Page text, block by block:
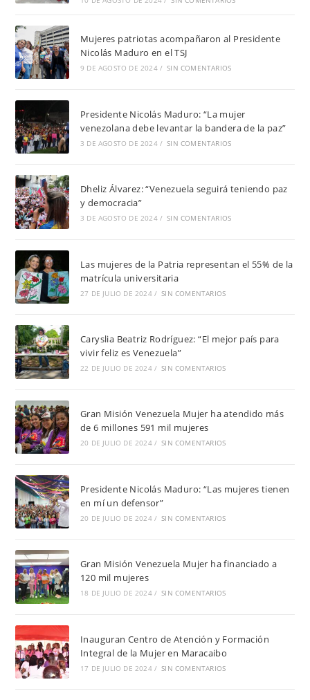
Mujeres patriotas acompañaron al Presidente
Nicolás Maduro en el TSJ
9 DE AGOSTO DE 2024 / SIN COMENTARIOS
Presidente Nicolás Maduro: “La mujer
venezolana debe levantar la bandera de la paz”
3 DE AGOSTO DE 2024 / SIN COMENTARIOS
Dheliz Álvarez: “Venezuela seguirá teniendo paz
y democracia”
3 DE AGOSTO DE 2024 / SIN COMENTARIOS
Las mujeres de la Patria representan el 55% de la
matrícula universitaria
27 DE JULIO DE 2024 / SIN COMENTARIOS
Caryslia Beatriz Rodríguez: “El mejor país para
vivir feliz es Venezuela”
22 DE JULIO DE 2024 / SIN COMENTARIOS
Gran Misión Venezuela Mujer ha atendido más
de 6 millones 591 mil mujeres
20 DE JULIO DE 2024 / SIN COMENTARIOS
Presidente Nicolás Maduro: “Las mujeres tienen
en mí un defensor”
20 DE JULIO DE 2024 / SIN COMENTARIOS
Gran Misión Venezuela Mujer ha financiado a
120 mil mujeres
18 DE JULIO DE 2024 / SIN COMENTARIOS
Inauguran Centro de Atención y Formación
Integral de la Mujer en Maracaibo
17 DE JULIO DE 2024 / SIN COMENTARIOS